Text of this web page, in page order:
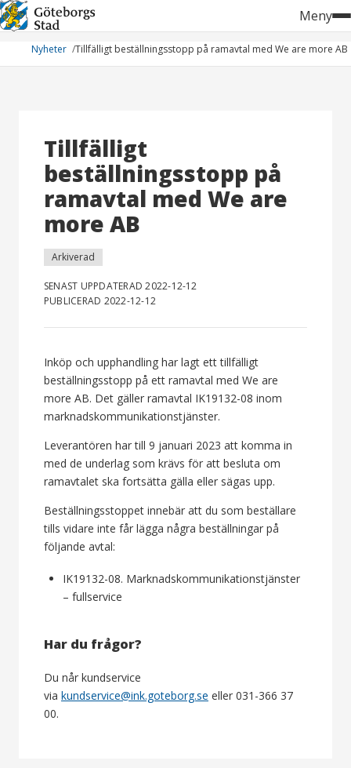
Hoppa
till
innehåll
Meny
Nyheter Tillfälligt beställningsstopp på ramavtal med We are more AB
Tillfälligt
beställningsstopp på
ramavtal med We are
more AB
Arkiverad
SENAST UPPDATERAD 2022-12-12
PUBLICERAD 2022-12-12
Inköp och upphandling har lagt ett tillfälligt
beställningsstopp på ett ramavtal med We are
more AB. Det gäller ramavtal IK19132-08 inom
marknadskommunikationstjänster.
Leverantören har till 9 januari 2023 att komma in
med de underlag som krävs för att besluta om
ramavtalet ska fortsätta gälla eller sägas upp.
Beställningsstoppet innebär att du som beställare
tills vidare inte får lägga några beställningar på
följande avtal:
IK19132-08. Marknadskommunikationstjänster
– fullservice
Har du frågor?
Du når kundservice
via kundservice@ink.goteborg.se eller 031-366 37
00.